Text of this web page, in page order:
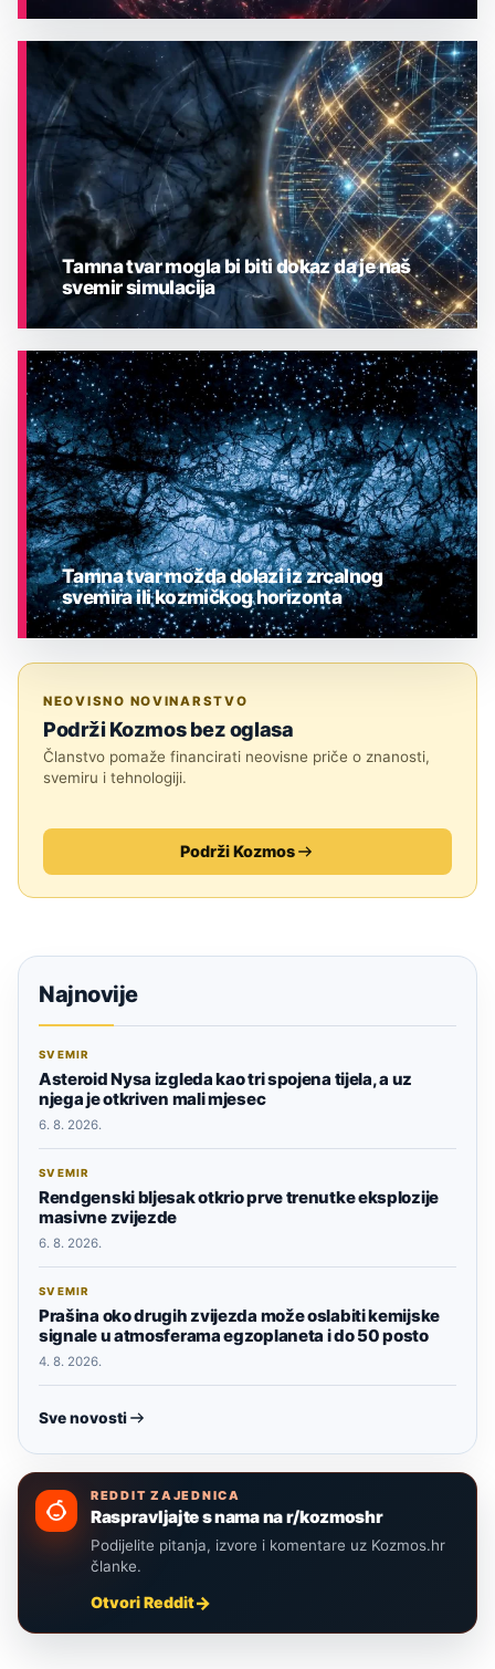
ASTRONOMIJA
ASTRONOMIJA
Tamna tvar mogla bi biti dokaz da je naš
svemir simulacija
Tamna tvar možda dolazi iz zrcalnog
svemira ili kozmičkog horizonta
NEOVISNO NOVINARSTVO
Podrži Kozmos bez oglasa
Članstvo pomaže financirati neovisne priče o znanosti,
svemiru i tehnologiji.
Podrži Kozmos
Najnovije
SVEMIR
Asteroid Nysa izgleda kao tri spojena tijela, a uz
njega je otkriven mali mjesec
6. 8. 2026.
SVEMIR
Rendgenski bljesak otkrio prve trenutke eksplozije
masivne zvijezde
6. 8. 2026.
SVEMIR
Prašina oko drugih zvijezda može oslabiti kemijske
signale u atmosferama egzoplaneta i do 50 posto
4. 8. 2026.
Sve novosti
REDDIT ZAJEDNICA
Raspravljajte s nama na r/kozmoshr
Podijelite pitanja, izvore i komentare uz Kozmos.hr
članke.
Otvori Reddit